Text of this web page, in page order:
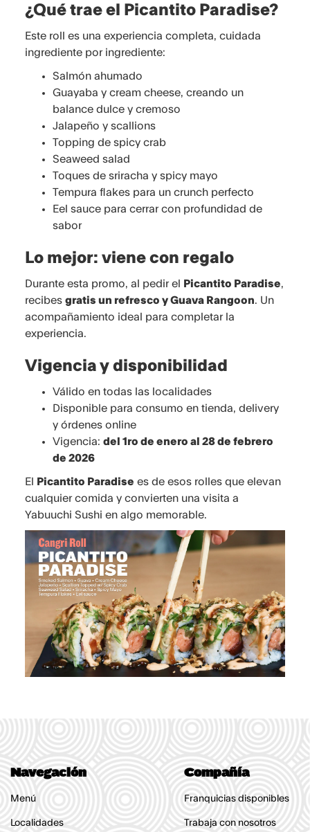
¿Qué trae el Picantito Paradise?
Este roll es una experiencia completa, cuidada
ingrediente por ingrediente:
Salmón ahumado
Guayaba y cream cheese, creando un
balance dulce y cremoso
Jalapeño y scallions
Topping de spicy crab
Seaweed salad
Toques de sriracha y spicy mayo
Tempura flakes para un crunch perfecto
Eel sauce para cerrar con profundidad de
sabor
Lo mejor: viene con regalo
Durante esta promo, al pedir el Picantito Paradise,
recibes gratis un refresco y Guava Rangoon. Un
acompañamiento ideal para completar la
experiencia.
Vigencia y disponibilidad
Válido en todas las localidades
Disponible para consumo en tienda, delivery
y órdenes online
Vigencia: del 1ro de enero al 28 de febrero
de 2026
El Picantito Paradise es de esos rolles que elevan
cualquier comida y convierten una visita a
Yabuuchi Sushi en algo memorable.
Navegación
Menú
Localidades
Compañía
Franquicias disponibles
Trabaja con nosotros